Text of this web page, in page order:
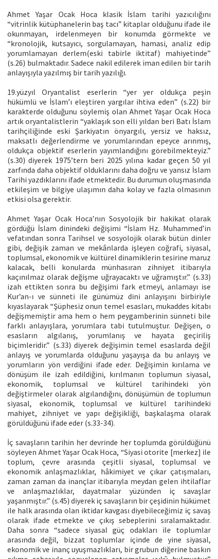
Ahmet Yaşar Ocak Hoca klasik İslam tarihi yazıcılığını
“vitrinlik kütüphanelerin baş tacı” kitaplar olduğunu ifade ile
okunmayan, irdelenmeyen bir konumda görmekte ve
“kronolojik, kutsayıcı, sorgulamayan, hamasi, analiz edip
yorumlamayan derlem(eski tabirle iktitaf) mahiyetinde”
(s.26) bulmaktadır. Sadece nakil edilerek iman edilen bir tarih
anlayışıyla yazılmış bir tarih yazılığı.
19.yüzyıl Oryantalist eserlerin “yer yer oldukça peşin
hükümlü ve İslam’ı eleştiren yargılar ihtiva eden” (s.22) bir
karakterde olduğunu söylemiş olan Ahmet Yaşar Ocak Hoca
artık oryantalistlerin “yaklaşık son elli yıldan beri Batı İslam
tarihçiliğinde eski Şarkiyatın önyargılı, yersiz ve haksız,
maksatlı değerlendirme ve yorumlarından epeyce arınmış,
oldukça objektif eserlerin yayımlandığını görebilmekteyiz.”
(s.30) diyerek 1975’tern beri 2025 yılına kadar geçen 50 yıl
zarfında daha objektif olduklarını daha doğru ve yansız İslam
Tarihi yazdıklarını ifade etmektedir. Bu durumun oluşmasında
etkileşim ve bilgiye ulaşımın daha kolay ve fazla olmasının
etkisi olsa gerektir.
Ahmet Yaşar Ocak Hoca’nın Sosyolojik bir hakikat olarak
gördüğü İslam dinindeki değişimi “İslam Hz. Muhammed’in
vefatından sonra Tarihsel ve sosyolojik olarak bütün dinler
gibi, değişik zaman ve mekânlarda işleyen coğrafi, siyasal,
toplumsal, ekonomik ve kültürel dinamiklerin tesirine maruz
kalacak, belli konularda münhasıran zihniyet itibarıyla
kaçınılmaz olarak değişme uğrayacaktı ve uğramıştır.” (s.33)
izah ettikten sonra bu değişimi fark etmeyi, anlamayı ise
Kur’an-ı ve sünneti ile günümüz dini anlayışını birbiriyle
kıyaslayarak “Şüphesiz onun temel esasları, mukaddes kitabı
değişmemiştir ama hem o hem peygamberinin sünneti bile
farklı anlayışlara, yorumlara tabi tutulmuştur. Değişen, o
esasların algılanış, yorumlanış ve hayata geçiriliş
biçimleridir.” (s.33) diyerek değişimin temel esaslarda değil
anlayış ve yorumlarda olduğunu yaşayışa da bu anlayış ve
yorumların yön verdiğini ifade eder. Değişimin kırılama ve
dönüşüm ile izah edildiğini, kırılmanın toplumun siyasal,
ekonomik, toplumsal ve kültürel tarihindeki yön
değiştirmeler olarak algılandığını, dönüşümün de toplumun
siyasal, ekonomik, toplumsal ve kültürel tarihindeki
mahiyet, zihniyet ve yapı değişikliği, başkalaşma olarak
görüldüğünü ifade eder (s.33-34).
İç savaşların tarihin her devrinde her toplumda görüldüğünü
söyleyen Ahmet Yaşar Ocak Hoca, “Siyasi otorite [merkez] ile
toplum, çevre arasında çeşitli siyasal, toplumsal ve
ekonomik anlaşmazlıklar, hâkimiyet ve çıkar çatışmaları,
zaman zaman da inançlar itibarıyla meydan gelen ihtilaflar
ve anlaşmazlıklar, dayatmalar yüzünden iç savaşlar
yaşanmıştır.” (s.45) diyerek iç savaşların bir çeşidinin hükümet
ile halk arasında olan iktidar kavgası diyebileceğimiz iç savaş
olarak ifade etmekte ve çıkış sebeplerini sıralamaktadır.
Daha sonra “sadece siyasal güç odakları ile toplumlar
arasında değil, bizzat toplumlar içinde de yine siyasal,
ekonomik ve inanç uyuşmazlıkları, bir grubun diğerine baskın